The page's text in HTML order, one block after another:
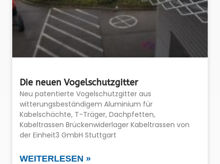
Die neuen Vogelschutzgitter
Neu patentierte Vogelschutzgitter aus
witterungsbeständigem Aluminium für
Kabelschächte, T-Träger, Dachpfetten,
Kabeltrassen Brückenwiderlager Kabeltrassen von
der Einheit3 GmbH Stuttgart
WEITERLESEN »